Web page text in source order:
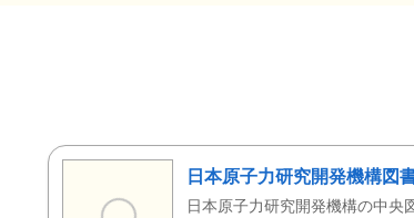
日本原子力研究開発機構図
日本原子力研究開発機構の中央